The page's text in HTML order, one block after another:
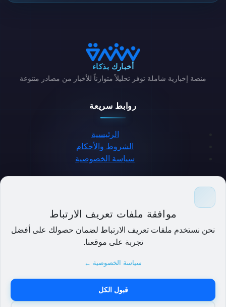
موافقة ملفات تعريف الارتباط
نحن نستخدم ملفات تعريف الارتباط لضمان حصولك على أفضل
تجربة على موقعنا.
سياسة الخصوصية ←
قبول الكل
أخبارك بذكاء
منصة إخبارية شاملة توفر تحليلاً متوازناً للأخبار من مصادر متنوعة
روابط سريعة
الرئيسية
الشروط والأحكام
سياسة الخصوصية